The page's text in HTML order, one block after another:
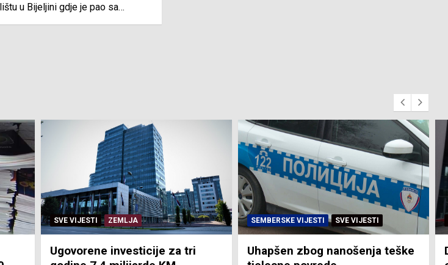
u Bijeljini gdje je pao sa…
SEMBERSKE VIJESTI SVE VIJESTI
Uhapšen zbog nanošenja teške
SVE VIJESTI ZEMLJA
Dan žalosti povodom